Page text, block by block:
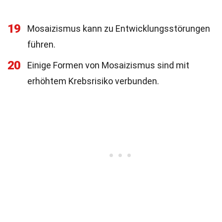
19
Mosaizismus kann zu Entwicklungsstörungen
führen.
20
Einige Formen von Mosaizismus sind mit
erhöhtem Krebsrisiko verbunden.